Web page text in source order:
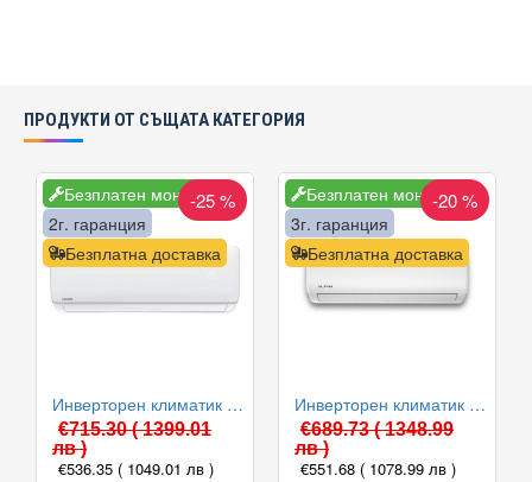
ПРОДУКТИ ОТ СЪЩАТА КАТЕГОРИЯ
Безплатен монтаж
Безплатна доставка
2г. гаранция
-25 %
Инверторен климатик Crown CIT-12FO62AS, 12 000 BTU, Клас A++
€715.30( 1399.01
лв )
€536.35 ( 1049.01 лв )
Безплатен монтаж
Безплатна доставка
3г. гаранция
-20 %
Инверторен климатик Alpin ASW-35ETE, Elite, WIFI, 12000 BTU, Клас А++
€689.73( 1348.99
лв )
€551.68 ( 1078.99 лв )